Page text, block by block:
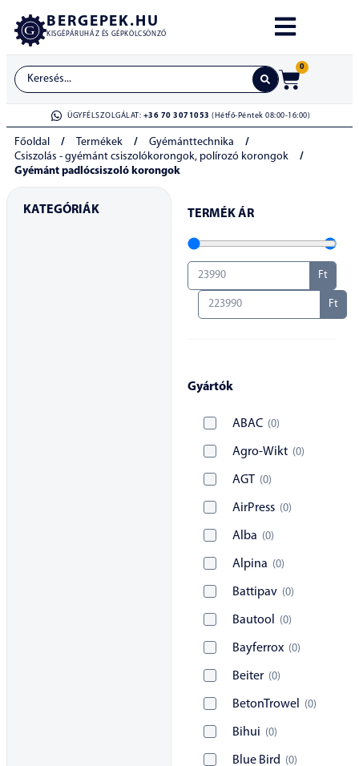
BERGEPEK.HU
KISGÉPÁRUHÁZ ÉS GÉPKÖLCSÖNZŐ
0
ÜGYFÉLSZOLGÁLAT: +36 70 3071053 (Hétfő-Péntek 08:00-16:00)
Főoldal / Termékek / Gyémánttechnika
/
Csiszolás - gyémánt csiszolókorongok, polírozó korongok
/
Gyémánt padlócsiszoló korongok
TERMÉK ÁR
Ft
Ft
Gyártók
ABAC (0)
Agro-Wikt (0)
AGT (0)
AirPress (0)
Alba (0)
Alpina (0)
Battipav (0)
Bautool (0)
Bayferrox (0)
Beiter (0)
BetonTrowel (0)
Bihui (0)
Blue Bird (0)
KATEGÓRIÁK